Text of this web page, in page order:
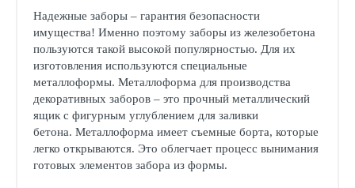
Надежные заборы – гарантия безопасности
имущества! Именно поэтому заборы из железобетона
пользуются такой высокой популярностью. Для их
изготовления используются специальные
металлоформы. Металлоформа для производства
декоративных заборов – это прочный металлический
ящик с фигурным углублением для заливки
бетона. Металлоформа имеет съемные борта, которые
легко открываются. Это облегчает процесс вынимания
готовых элементов забора из формы.